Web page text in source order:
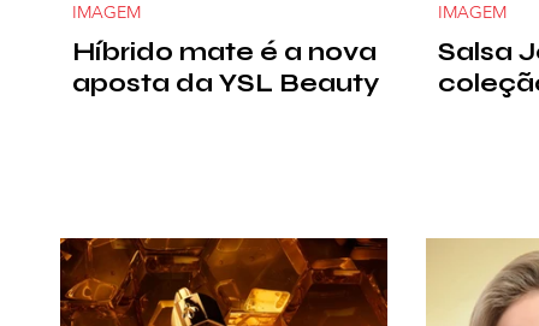
Híbrido mate é a nova
aposta da YSL Beauty
IMAGEM
Salsa
IMAGEM